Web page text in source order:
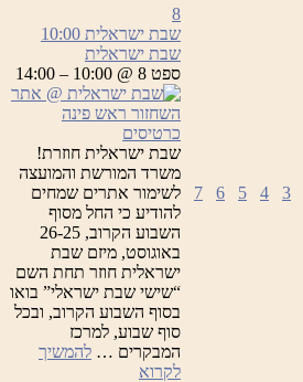
3
4
5
6
7
8
שבת ישראלית 10:00
שבת ישראלית
ספט 8 @ 10:00 – 14:00
כרטיסים
שבת ישראלית חוזרת!
משרד המורשת והמועצה
לשימור אתרים שמחים
להודיע כי החל מסוף
השבוע הקרוב, 26-25
באוגוסט, מיזם שבת
ישראלית חוזר תחת השם
“שישי שבת ישראלי” בואו
בסוף השבוע הקרוב, ובכל
סוף שבוע, למרכז
המבקרים … להמשיך
לקרוא